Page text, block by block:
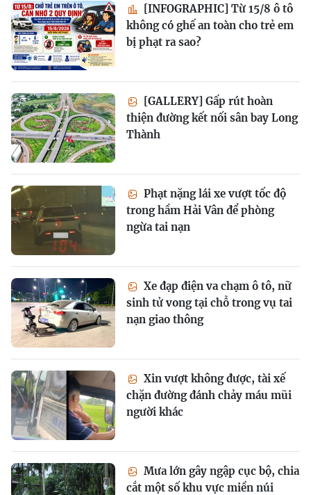
[INFOGRAPHIC] Từ 15/8 ô tô
không có ghế an toàn cho trẻ em
bị phạt ra sao?
[GALLERY] Gấp rút hoàn
thiện đường kết nối sân bay Long
Thành
Phạt nặng lái xe vượt tốc độ
trong hầm Hải Vân để phòng
ngừa tai nạn
Xe đạp điện va chạm ô tô, nữ
sinh tử vong tại chỗ trong vụ tai
nạn giao thông
Xin vượt không được, tài xế
chặn đường đánh chảy máu mũi
người khác
Mưa lớn gây ngập cục bộ, chia
cắt một số khu vực miền núi